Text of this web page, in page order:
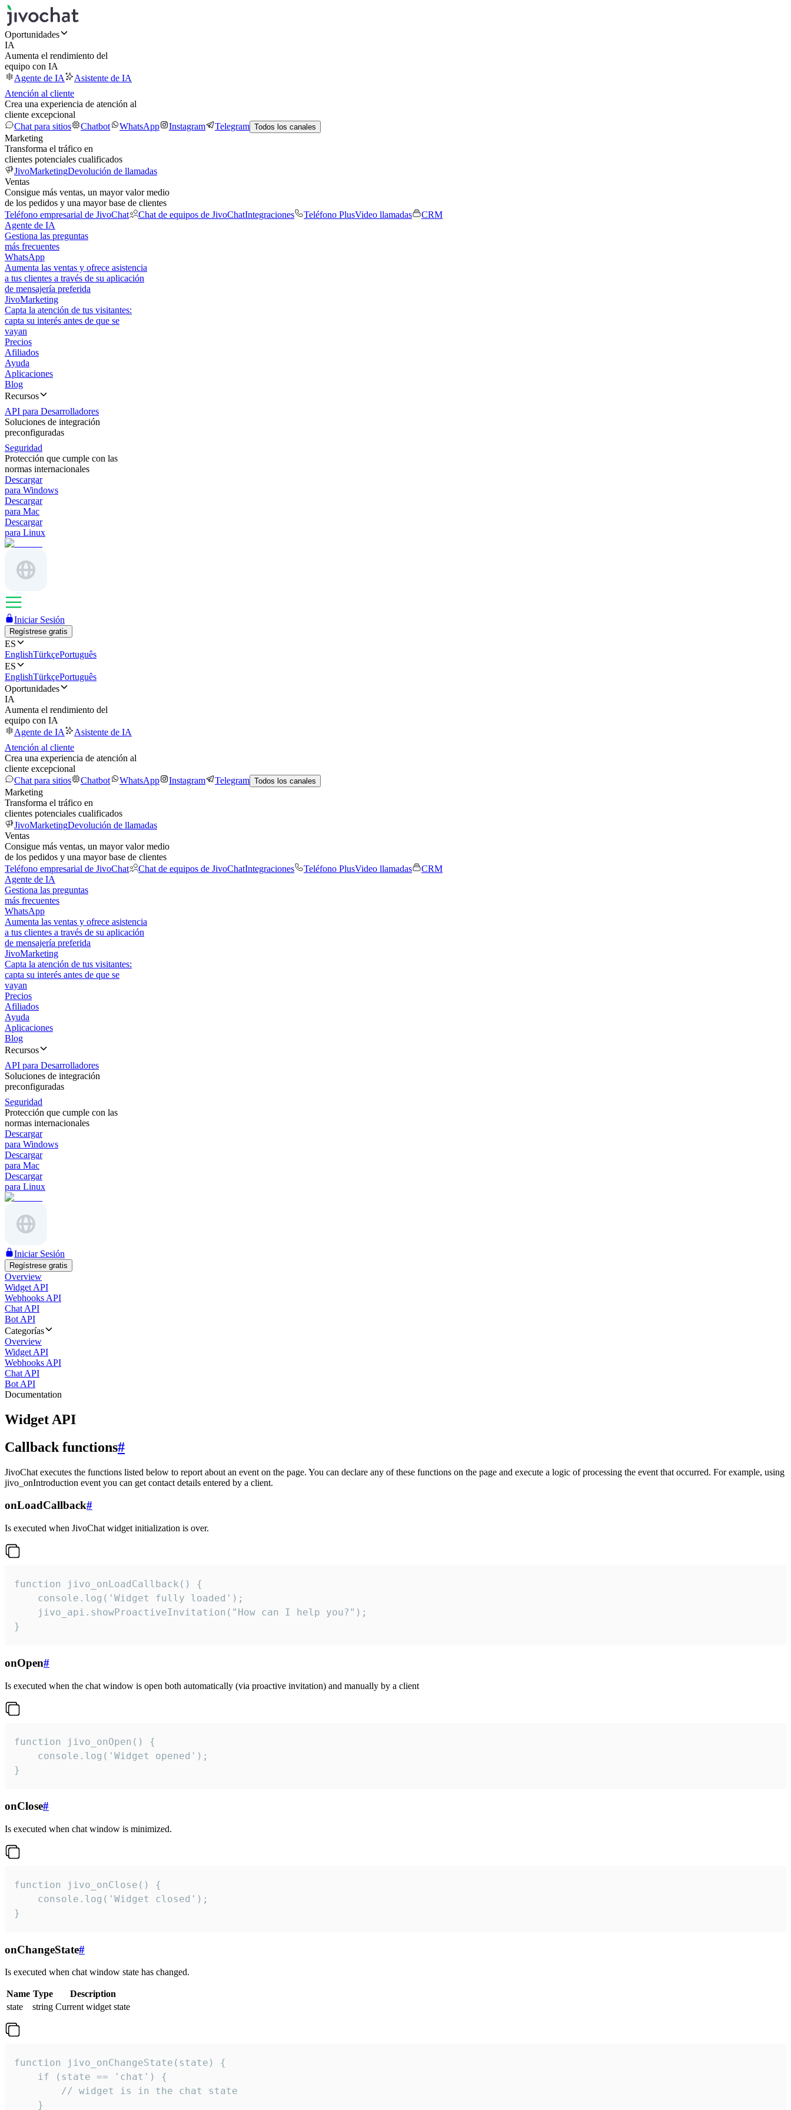
Oportunidades
IA
Aumenta el rendimiento del
equipo con IA
Agente de IA
Asistente de IA
Atención al cliente
Crea una experiencia de atención al
cliente excepcional
Chat para sitios
Chatbot WhatsApp Instagram Telegram Todos los canales
Marketing
Transforma el tráfico en
clientes potenciales cualificados
JivoMarketingDevolución de llamadas
Ventas
Consigue más ventas, un mayor valor medio
de los pedidos y una mayor base de clientes
Teléfono empresarial de JivoChat
Chat de equipos de JivoChatIntegraciones Teléfono PlusVideo llamadas
CRM
Agente de IA
Gestiona las preguntas
más frecuentes
WhatsApp
Aumenta las ventas y ofrece asistencia
a tus clientes a través de su aplicación
de mensajería preferida
JivoMarketing
Capta la atención de tus visitantes:
capta su interés antes de que se
vayan
Precios
Afiliados
Ayuda
Aplicaciones
Blog
Recursos
API para Desarrolladores
Soluciones de integración
preconfiguradas
Seguridad
Protección que cumple con las
normas internacionales
Descargar
para Windows
Descargar
para Mac
Descargar
para Linux
Iniciar Sesión
Regístrese gratis
ES
EnglishTürkçePortuguês
ES
EnglishTürkçePortuguês
Oportunidades
IA
Aumenta el rendimiento del
equipo con IA
Agente de IA
Asistente de IA
Atención al cliente
Crea una experiencia de atención al
cliente excepcional
Chat para sitios
Chatbot WhatsApp Instagram Telegram Todos los canales
Marketing
Transforma el tráfico en
clientes potenciales cualificados
JivoMarketingDevolución de llamadas
Ventas
Consigue más ventas, un mayor valor medio
de los pedidos y una mayor base de clientes
Teléfono empresarial de JivoChat
Chat de equipos de JivoChatIntegraciones Teléfono PlusVideo llamadas
CRM
Agente de IA
Gestiona las preguntas
más frecuentes
WhatsApp
Aumenta las ventas y ofrece asistencia
a tus clientes a través de su aplicación
de mensajería preferida
JivoMarketing
Capta la atención de tus visitantes:
capta su interés antes de que se
vayan
Precios
Afiliados
Ayuda
Aplicaciones
Blog
Recursos
API para Desarrolladores
Soluciones de integración
preconfiguradas
Seguridad
Protección que cumple con las
normas internacionales
Descargar
para Windows
Descargar
para Mac
Descargar
para Linux
Iniciar Sesión
Regístrese gratis
Overview
Widget API
Webhooks API
Chat API
Bot API
Categorías
Overview
Widget API
Webhooks API
Chat API
Bot API
Documentation
Widget API
Callback functions#
JivoChat executes the functions listed below to report about an event on the page. You can declare any of these functions on the page and execute a logic of processing the event that occurred. For example, using
jivo_onIntroduction event you can get contact details entered by a client.
onLoadCallback#
Is executed when JivoChat widget initialization is over.
function jivo_onLoadCallback() {
    console.log('Widget fully loaded');
    jivo_api.showProactiveInvitation("How can I help you?");
}
onOpen#
Is executed when the chat window is open both automatically (via proactive invitation) and manually by a client
function jivo_onOpen() {
    console.log('Widget opened');
}
onClose#
Is executed when chat window is minimized.
function jivo_onClose() {
    console.log('Widget closed');
}
onChangeState#
Is executed when chat window state has changed.
Name Type
Description
state
string Current widget state
function jivo_onChangeState(state) {
    if (state == 'chat') {
        // widget is in the chat state
    }